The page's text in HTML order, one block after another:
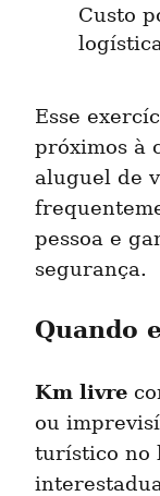
Custo
Esse
próximos à
aluguel de
pessoa e
segurança.
Quando
Km livre
ou
turístico no